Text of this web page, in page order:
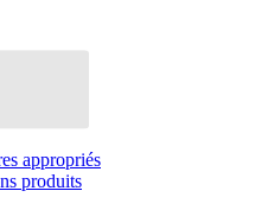
appropriés
produits